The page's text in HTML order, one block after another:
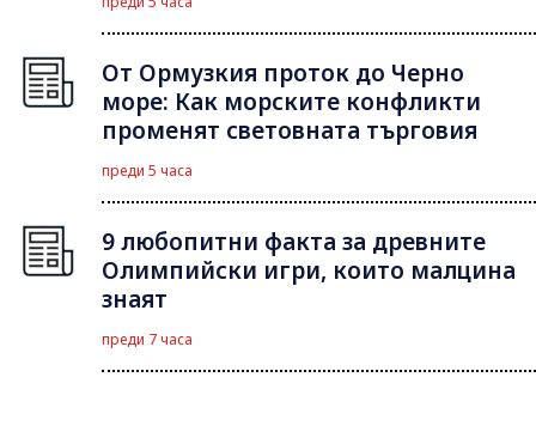
От Ормузкия проток до Черно
море: Как морските конфликти
променят световната търговия
преди 5 часа
9 любопитни факта за древните
Олимпийски игри, които малцина
знаят
преди 7 часа